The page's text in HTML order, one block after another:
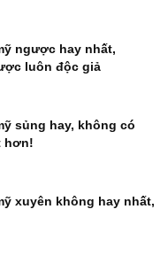
ngược hay nhất,
luôn độc giả
sủng hay, không có
hơn!
xuyên không hay nhất,